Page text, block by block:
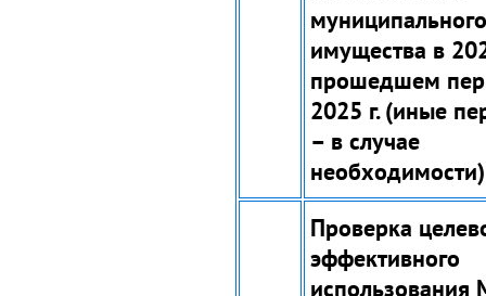
муниципального
имущества в
прошедшем
2025 г. (иные
– в случае
необходимости)
Проверка
эффективного
использования